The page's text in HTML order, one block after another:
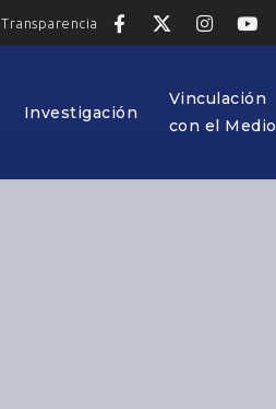
Transparencia
Investigación
Vinculación
con el Medio